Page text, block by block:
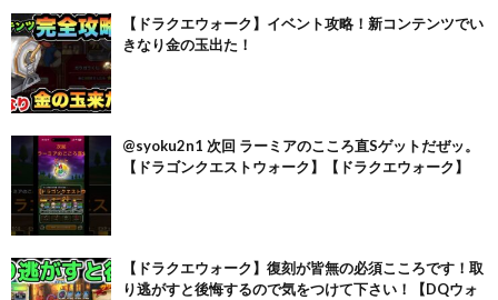
【ドラクエウォーク】イベント攻略！新コンテンツでい
きなり金の玉出た！
@syoku2n1 次回 ラーミアのこころ直Sゲットだぜッ。
【ドラゴンクエストウォーク】【ドラクエウォーク】
【ドラクエウォーク】復刻が皆無の必須こころです！取
り逃がすと後悔するので気をつけて下さい！【DQウォ